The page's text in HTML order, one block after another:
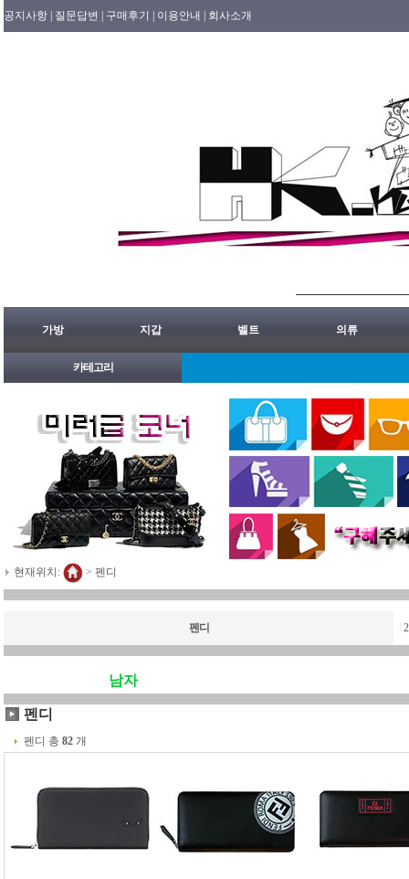
공지사항 | 질문답변 | 구매후기 | 이용안내 | 회사소개
가방 지갑 벨트 의류
카테고리
현재위치: > 펜디
펜디
남자
펜디
펜디 총 82 개